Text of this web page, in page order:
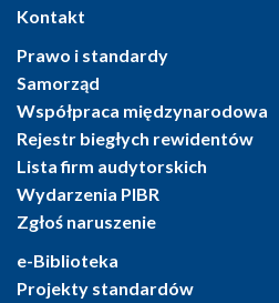
Kontakt
Prawo i standardy
Samorząd
Współpraca międzynarodowa
Rejestr biegłych rewidentów
Lista firm audytorskich
Wydarzenia PIBR
Zgłoś naruszenie
e-Biblioteka
Projekty standardów